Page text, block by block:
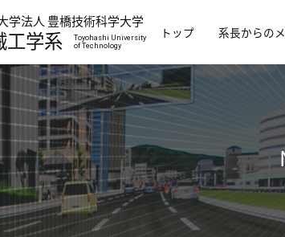
学法人 豊橋技術科学大学
工学系
Toyohashi University
of Technology
トップ 系長からの